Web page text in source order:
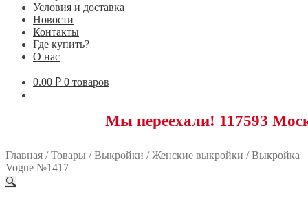
Условия и доставка
Новости
Контакты
Где купить?
О нас
0.00 ₽ 0 товаров
Мы переехали! 117593 Москва,
Главная /Товары /Выкройки /Женские выкройки /Выкройка
Vogue №1417
🔍